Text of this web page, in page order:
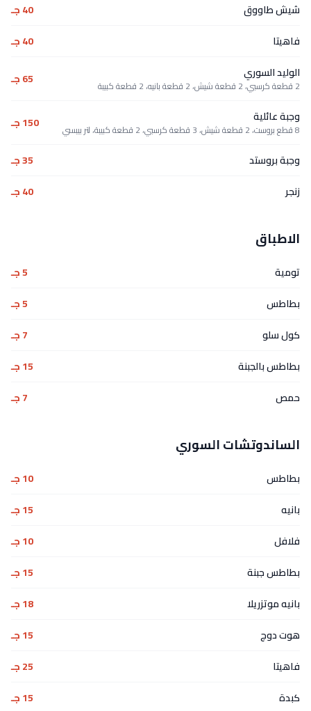
شيش طاووق
40 جـ
فاهيتا
40 جـ
الوليد السوري
2 قطعة كرسبي، 2 قطعة شيش، 2 قطعة بانيه، 2 قطعة كبيبة 65 جـ
وجبة عائلية
8 قطع بروست، 2 قطعة شيش، 3 قطعة كرسبي، 2 قطعة كبيبة، لتر بيبسي 150 جـ
وجبة بروستد
35 جـ
زنجر
40 جـ
الاطباق
تومية
5 جـ
بطاطس
5 جـ
كول سلو
7 جـ
بطاطس بالجبنة
15 جـ
حمص
7 جـ
الساندوتشات السوري
بطاطس
10 جـ
بانيه
15 جـ
فلافل
10 جـ
بطاطس جبنة
15 جـ
بانيه موتزريلا
18 جـ
هوت دوج
15 جـ
فاهيتا
25 جـ
كبدة
15 جـ